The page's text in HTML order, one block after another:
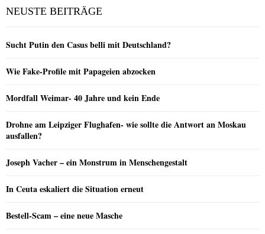
NEUSTE BEITRÄGE
Sucht Putin den Casus belli mit Deutschland?
Wie Fake-Profile mit Papageien abzocken
Mordfall Weimar- 40 Jahre und kein Ende
Drohne am Leipziger Flughafen- wie sollte die Antwort an Moskau
ausfallen?
Joseph Vacher – ein Monstrum in Menschengestalt
In Ceuta eskaliert die Situation erneut
Bestell-Scam – eine neue Masche